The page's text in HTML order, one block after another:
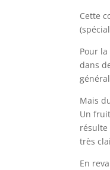
Cette
Pour la
dans
Mais
Un
résulte
très
En